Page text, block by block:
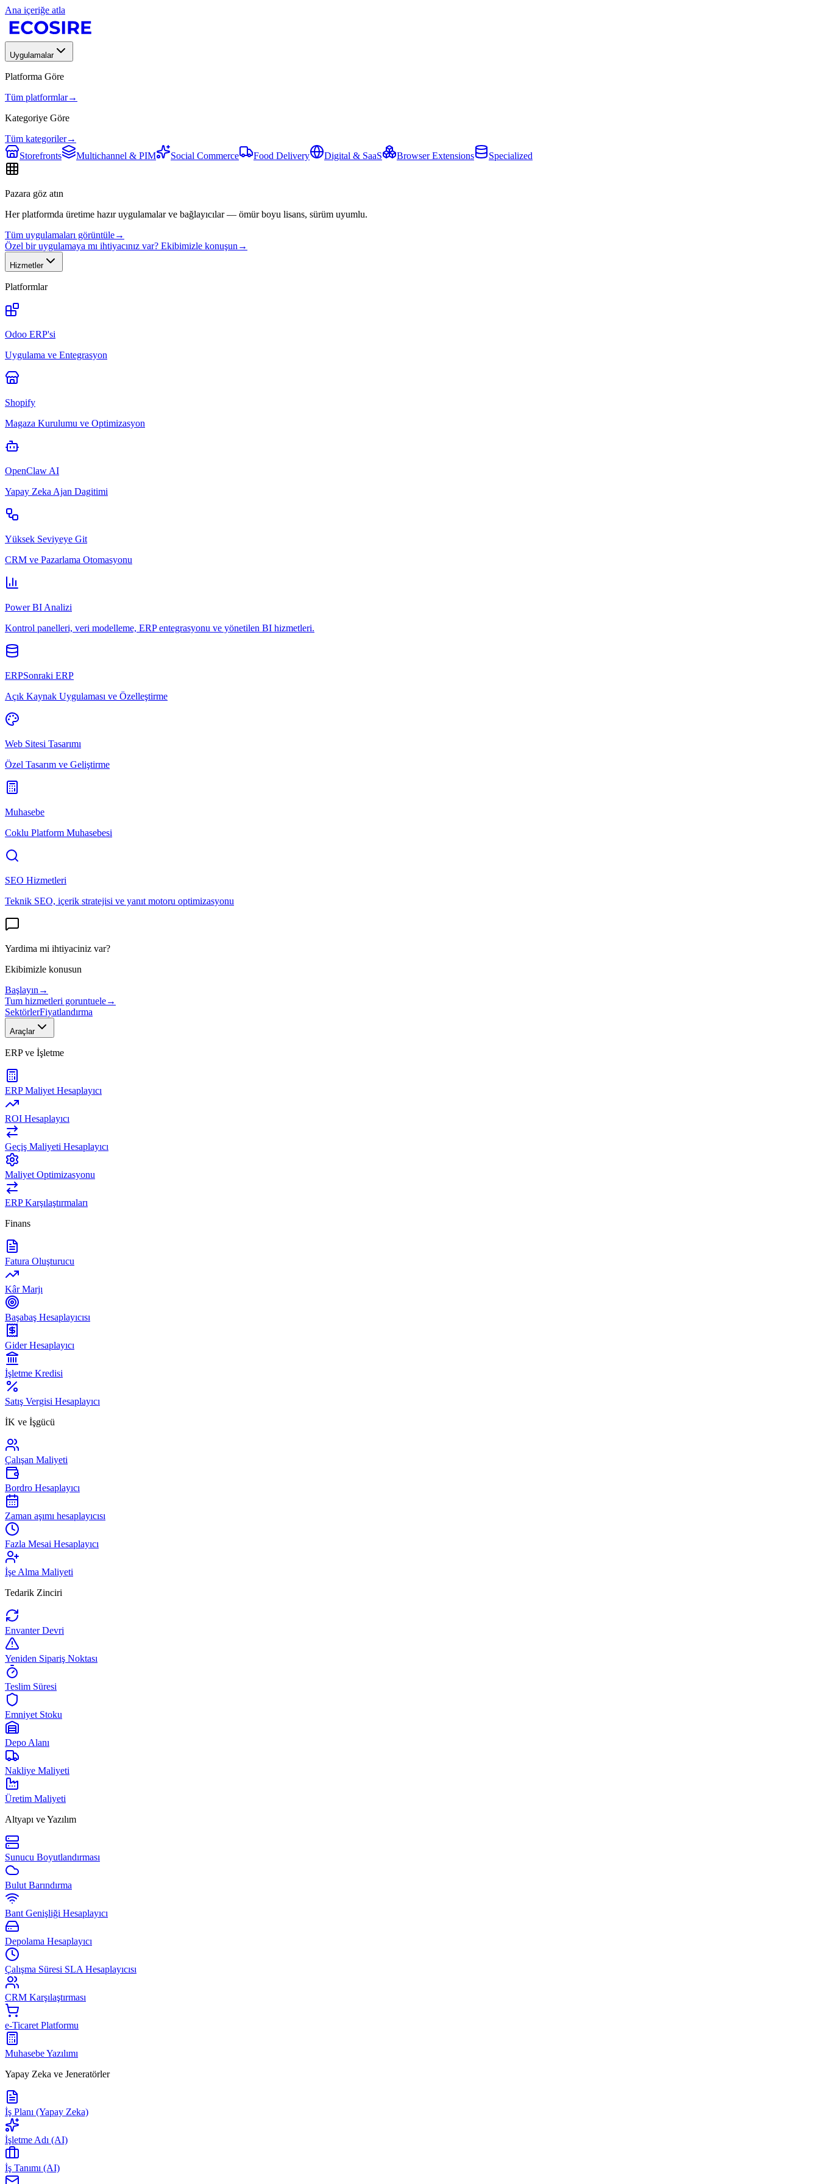
Ana içeriğe atla
Uygulamalar
Platforma Göre
Tüm platformlar→
Kategoriye Göre
Tüm kategoriler→
Storefronts
Multichannel & PIM Social Commerce Food Delivery Digital & SaaS Browser Extensions Specialized
Pazara göz atın
Her platformda üretime hazır uygulamalar ve bağlayıcılar — ömür boyu lisans, sürüm uyumlu.
Tüm uygulamaları görüntüle→
Özel bir uygulamaya mı ihtiyacınız var? Ekibimizle konuşun →
Hizmetler
Platformlar
Odoo ERP'si
Uygulama ve Entegrasyon
Shopify
Magaza Kurulumu ve Optimizasyon
OpenClaw AI
Yapay Zeka Ajan Dagitimi
Yüksek Seviyeye Git
CRM ve Pazarlama Otomasyonu
Power BI Analizi
Kontrol panelleri, veri modelleme, ERP entegrasyonu ve yönetilen BI hizmetleri.
ERPSonraki ERP
Açık Kaynak Uygulaması ve Özelleştirme
Web Sitesi Tasarımı
Özel Tasarım ve Geliştirme
Muhasebe
Coklu Platform Muhasebesi
SEO Hizmetleri
Teknik SEO, içerik stratejisi ve yanıt motoru optimizasyonu
Yardima mi ihtiyaciniz var?
Ekibimizle konusun
Başlayın →
Tum hizmetleri goruntuele→
SektörlerFiyatlandırma
Araçlar
ERP ve İşletme
ERP Maliyet Hesaplayıcı
ROI Hesaplayıcı
Geçiş Maliyeti Hesaplayıcı
Maliyet Optimizasyonu
ERP Karşılaştırmaları
Finans
Fatura Oluşturucu
Kâr Marjı
Başabaş Hesaplayıcısı
Gider Hesaplayıcı
İşletme Kredisi
Satış Vergisi Hesaplayıcı
İK ve İşgücü
Çalışan Maliyeti
Bordro Hesaplayıcı
Zaman aşımı hesaplayıcısı
Fazla Mesai Hesaplayıcı
İşe Alma Maliyeti
Tedarik Zinciri
Envanter Devri
Yeniden Sipariş Noktası
Teslim Süresi
Emniyet Stoku
Depo Alanı
Nakliye Maliyeti
Üretim Maliyeti
Altyapı ve Yazılım
Sunucu Boyutlandırması
Bulut Barındırma
Bant Genişliği Hesaplayıcı
Depolama Hesaplayıcı
Çalışma Süresi SLA Hesaplayıcısı
CRM Karşılaştırması
e-Ticaret Platformu
Muhasebe Yazılımı
Yapay Zeka ve Jeneratörler
İş Planı (Yapay Zeka)
İşletme Adı (AI)
İş Tanımı (AI)